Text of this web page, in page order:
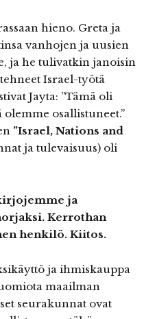
hieno. Greta ja
vanhojen ja uusien
ja he tulivatkin janoisin
Israel-työtä
Jayta: ”Tämä oli
osallistuneet.”
”Israel, Nations and
ja tulevaisuus) oli
ja
Kerrothan
henkilö. Kiitos.
ja ihmiskauppa
maailman
seurakunnat ovat